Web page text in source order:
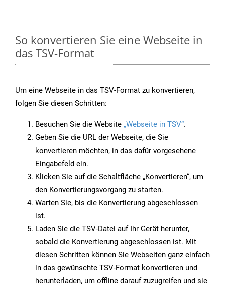
So konvertieren Sie eine Webseite in
das TSV-Format
Um eine Webseite in das TSV-Format zu konvertieren,
folgen Sie diesen Schritten:
Besuchen Sie die Website „Webseite in TSV“.
Geben Sie die URL der Webseite, die Sie
konvertieren möchten, in das dafür vorgesehene
Eingabefeld ein.
Klicken Sie auf die Schaltfläche „Konvertieren“, um
den Konvertierungsvorgang zu starten.
Warten Sie, bis die Konvertierung abgeschlossen
ist.
Laden Sie die TSV-Datei auf Ihr Gerät herunter,
sobald die Konvertierung abgeschlossen ist. Mit
diesen Schritten können Sie Webseiten ganz einfach
in das gewünschte TSV-Format konvertieren und
herunterladen, um offline darauf zuzugreifen und sie